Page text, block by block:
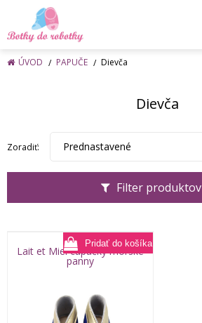
ÚVOD PAPUČE Dievča
Dievča
Filter produktov
Zoradiť: Prednastavené
Lait et Miel capačky morské
panny